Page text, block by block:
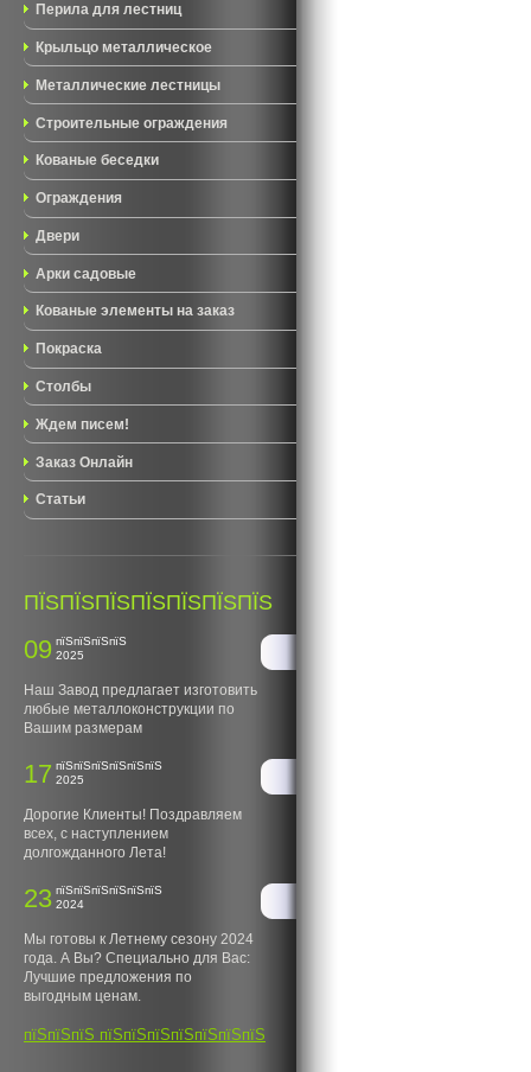
Перила для лестниц
Крыльцо металлическое
Металлические лестницы
Строительные ограждения
Кованые беседки
Ограждения
Двери
Арки садовые
Кованые элементы на заказ
Покраска
Столбы
Ждем писем!
Заказ Онлайн
Статьи
ПЇЅПЇЅПЇЅПЇЅПЇЅПЇЅПЇЅ
09 пїЅпїЅпїЅпїЅ
2025
Наш Завод предлагает изготовить
любые металлоконструкции по
Вашим размерам
17 пїЅпїЅпїЅпїЅпїЅпїЅ
2025
Дорогие Клиенты! Поздравляем
всех, с наступлением
долгожданного Лета!
23 пїЅпїЅпїЅпїЅпїЅпїЅ
2024
Мы готовы к Летнему сезону 2024
года. А Вы? Специально для Вас:
Лучшие предложения по
выгодным ценам.
пїЅпїЅпїЅ пїЅпїЅпїЅпїЅпїЅпїЅпїЅ